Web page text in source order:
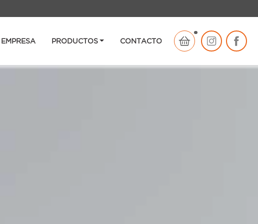
EMPRESA PRODUCTOS CONTACTO